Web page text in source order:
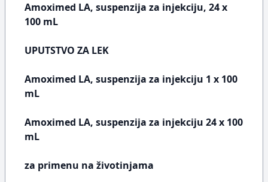
Amoximed LA, suspenzija za injekciju, 24 x
100 mL
UPUTSTVO ZA LEK
Amoximed LA, suspenzija za injekciju 1 x 100
mL
Amoximed LA, suspenzija za injekciju 24 x 100
mL
za primenu na životinjama